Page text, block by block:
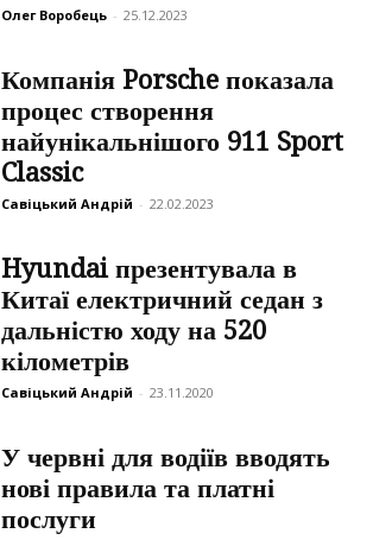
Олег Воробець - 25.12.2023
Компанія Porsche показала
процес створення
найунікальнішого 911 Sport
Classic
Савіцький Андрій - 22.02.2023
Hyundai презентувала в
Китаї електричний седан з
дальністю ходу на 520
кілометрів
Савіцький Андрій - 23.11.2020
У червні для водіїв вводять
нові правила та платні
послуги